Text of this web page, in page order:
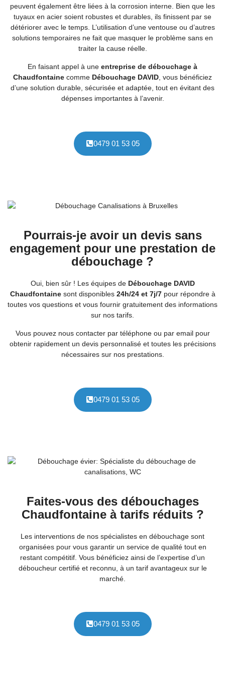
peuvent également être liées à la corrosion interne. Bien que les
tuyaux en acier soient robustes et durables, ils finissent par se
détériorer avec le temps. L’utilisation d’une ventouse ou d’autres
solutions temporaires ne fait que masquer le problème sans en
traiter la cause réelle.
En faisant appel à une entreprise de débouchage à
Chaudfontaine comme Débouchage DAVID , vous bénéficiez
d’une solution durable, sécurisée et adaptée, tout en évitant des
dépenses importantes à l’avenir.
0479 01 53 05
Pourrais-je avoir un devis sans
engagement pour une prestation de
débouchage ?
Oui, bien sûr ! Les équipes de Débouchage DAVID
Chaudfontaine sont disponibles 24h/24 et 7j/7pour répondre à
toutes vos questions et vous fournir gratuitement des informations
sur nos tarifs.
Vous pouvez nous contacter par téléphone ou par email pour
obtenir rapidement un devis personnalisé et toutes les précisions
nécessaires sur nos prestations.
0479 01 53 05
Faites-vous des débouchages
Chaudfontaine à tarifs réduits ?
Les interventions de nos spécialistes en débouchage sont
organisées pour vous garantir un service de qualité tout en
restant compétitif. Vous bénéficiez ainsi de l’expertise d’un
déboucheur certifié et reconnu, à un tarif avantageux sur le
marché.
0479 01 53 05